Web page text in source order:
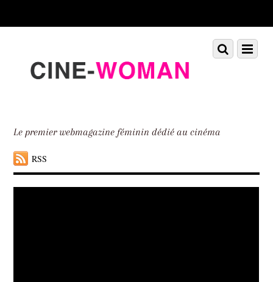
down
Le premier webmagazine féminin dédié au cinéma
RSS
Menu
Scroll
down